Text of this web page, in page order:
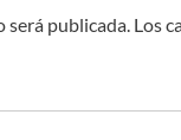
publicada. Los